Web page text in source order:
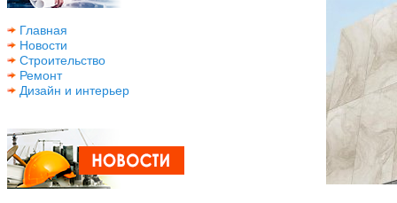
Главная
Новости
Строительство
Ремонт
Дизайн и интерьер